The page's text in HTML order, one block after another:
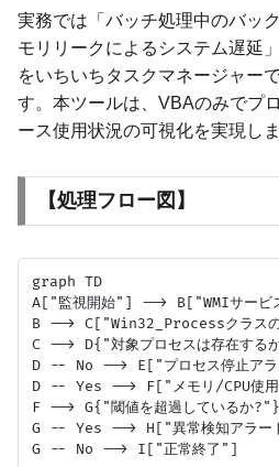
実務では「バッチ処理中のバッ
モリリークによるシステム遅延
をいちいちタスクマネージャー
す。本ツールは、VBAのみでプ
ース使用状況の可視化を実現しま
【処理フロー図】
graph TD
A["監視開始"] --> B["WMIサービ
B --> C["Win32_Processクラス
C --> D{"対象プロセスは存在する
D -- No --> E["プロセス停止ア
D -- Yes --> F["メモリ/CPU使用
F --> G{"閾値を超過しているか?"}
G -- Yes --> H["異常検知アラー